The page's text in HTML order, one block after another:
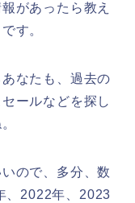
があったら教え
す。
なたも、過去の
ールなどを探し
ので、多分、数
、2022年、2023